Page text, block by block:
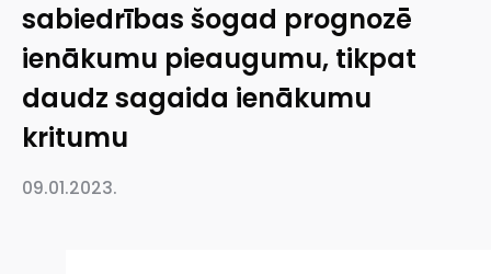
sabiedrības šogad prognozē
ienākumu pieaugumu, tikpat
daudz sagaida ienākumu
kritumu
09.01.2023.